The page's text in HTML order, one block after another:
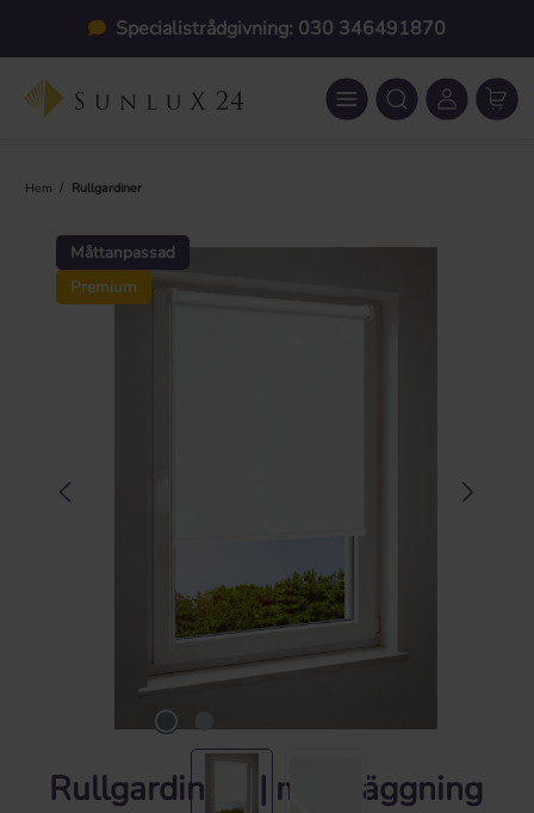
Hoppa till huvudinnehåll 030 346491870
Hem / Rullgardiner
Måttanpassad
Premium
Hoppa över bildgalleri
Rullgardin vit | mörkläggning